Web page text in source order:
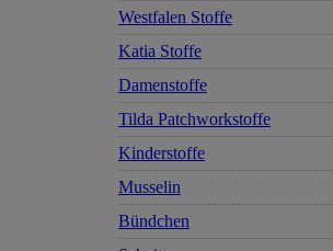
Westfalen Stoffe
Katia Stoffe
Damenstoffe
Tilda Patchworkstoffe
Kinderstoffe
Musselin
Bündchen